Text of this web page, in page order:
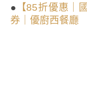
● 【85折優惠｜
券｜優廚西餐廳